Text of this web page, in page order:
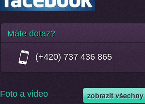
Máte dotaz?
(+420) 737 436 865
Foto a video